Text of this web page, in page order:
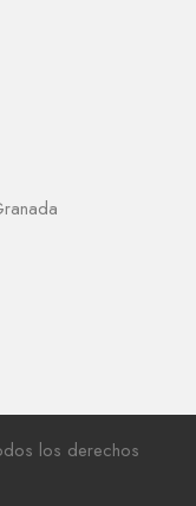
los derechos